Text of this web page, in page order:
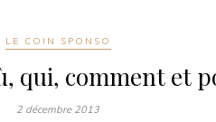
LE COIN SPONSO
qui, comment et
2 décembre 2013